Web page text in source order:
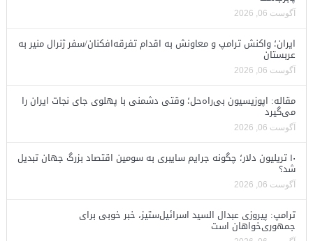
آگوست 06, 2026
ایران؛ واکنش ترامپ و معاونش به اقدام تفرقه‌افکنان/سفر ژنرال منیر به
عربستان
آگوست 06, 2026
مقاله: اپوزیسیون بی‌راه‌حل؛ وقتی دشمنی با پهلوی جای نجات ایران را
می‌گیرد
آگوست 06, 2026
۱۰ تریلیون دلار؛ چگونه جرایم سایبری به سومین اقتصاد بزرگ جهان تبدیل
شد؟
آگوست 06, 2026
ترامپ: پیروزی عبدال السید اسرائیل‌ستیز، خبر خوبی برای
جمهوری‌خواهان است